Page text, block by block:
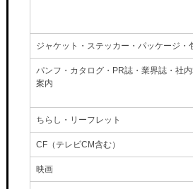
ジャケット・ステッカー・パッケージ・
パンフ・カタログ・PR誌・業界誌・社
案内
ちらし・リーフレット
CF（テレビCM含む）
映画